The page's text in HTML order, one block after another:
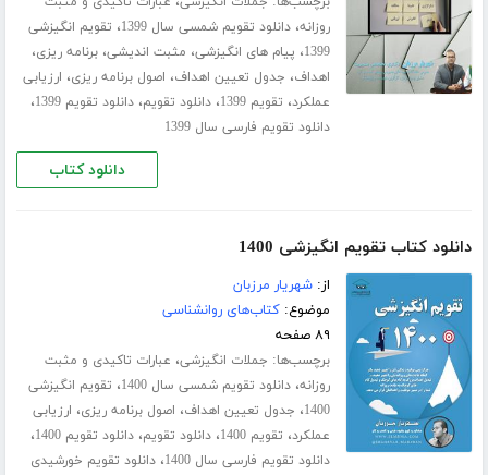
روزانه،دانلود تقویم شمسی سال 1399 ، تقویم انگیزشی
1399، پیام های انگیزشی، مثبت اندیشی،برنامه ریزی،
اهداف، جدول تعیین اهداف، اصول برنامه ریزی، ارزیابی
عملکرد، تقویم 1399 ،دانلود تقویم،دانلود تقویم 1399 ،
دانلود تقویم فارسی سال 1399
دانلود کتاب
دانلود کتاب تقویم انگیزشی 1400
از:شهریار مرزبان
موضوع:کتاب‌های روانشناسی
۸۹ صفحه
برچسب‌ها: جملات انگیزشی، عبارات تاکیدی و مثبت
روزانه،دانلود تقویم شمسی سال 1400 ، تقویم انگیزشی
1400، جدول تعیین اهداف، اصول برنامه ریزی، ارزیابی
عملکرد، تقویم 1400 ،دانلود تقویم،دانلود تقویم 1400 ،
دانلود تقویم فارسی سال 1400 ،دانلود تقویم خورشیدی